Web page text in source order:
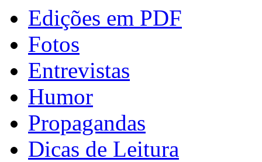
Edições em PDF
Fotos
Entrevistas
Humor
Propagandas
Dicas de Leitura